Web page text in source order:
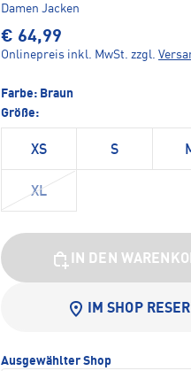
Damen Jacken
€ 64,99
Onlinepreis inkl. MwSt. zzgl.
Farbe: Braun
Größe:
XS S
XL
IN DEN
IM SHOP
Ausgewählter Shop